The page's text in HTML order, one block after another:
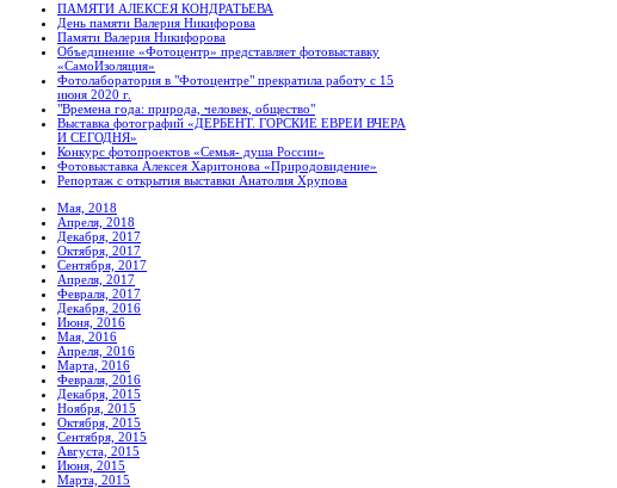
ПАМЯТИ АЛЕКСЕЯ КОНДРАТЬЕВА
День памяти Валерия Никифорова
Памяти Валерия Никифорова
Объединение «Фотоцентр» представляет фотовыставку
«СамоИзоляция»
Фотолаборатория в "Фотоцентре" прекратила работу с 15
июня 2020 г.
"Времена года: природа, человек, общество"
Выставка фотографий «ДЕРБЕНТ. ГОРСКИЕ ЕВРЕИ ВЧЕРА
И СЕГОДНЯ»
Конкурс фотопроектов «Семья- душа России»
Фотовыставка Алексея Харитонова «Природовидение»
Репортаж с открытия выставки Анатолия Хрупова
Мая, 2018
Апреля, 2018
Декабря, 2017
Октября, 2017
Сентября, 2017
Апреля, 2017
Февраля, 2017
Декабря, 2016
Июня, 2016
Мая, 2016
Апреля, 2016
Марта, 2016
Февраля, 2016
Декабря, 2015
Ноября, 2015
Октября, 2015
Сентября, 2015
Августа, 2015
Июня, 2015
Марта, 2015